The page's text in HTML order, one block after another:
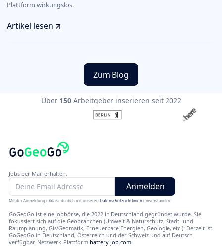
Plattform wirkungslos.
Artikel lesen
Zum Blog
Über150 Arbeitgeber inserieren seit 2022
Jobs per Mail erhalten.
Mit der Anmeldung erklärst du dich mit unserenDatenschutzrichtlinieneinverstanden.
GoGeoGo ist eine Jobbörse, die 2022 in Deutschland gegründet wurde. Sie
fokussiert sich auf die Geobranchen (Umwelt & Naturschutz, Stadt- und
Raumplanung, Gis/Geomatik, Erneuerbare Energien, Geologie, etc.). Derzeit ist
GoGeoGo in Deutschland, Österreich und der Schweiz und auf Deutsch
verfügbar. Netzwerk-Plattform battery-job.com